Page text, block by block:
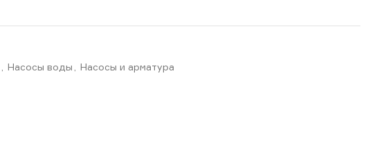
Насосы воды Насосы и арматура